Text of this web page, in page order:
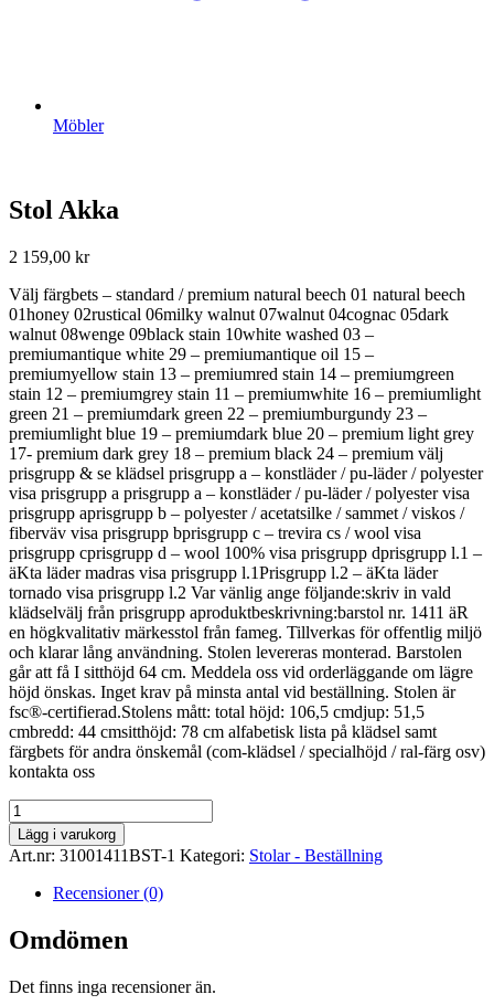
Möbler
Stol Akka
2 159,00 kr
Välj färgbets – standard / premium natural beech 01 natural beech
01honey 02rustical 06milky walnut 07walnut 04cognac 05dark
walnut 08wenge 09black stain 10white washed 03 –
premiumantique white 29 – premiumantique oil 15 –
premiumyellow stain 13 – premiumred stain 14 – premiumgreen
stain 12 – premiumgrey stain 11 – premiumwhite 16 – premiumlight
green 21 – premiumdark green 22 – premiumburgundy 23 –
premiumlight blue 19 – premiumdark blue 20 – premium light grey
17- premium dark grey 18 – premium black 24 – premium välj
prisgrupp & se klädsel prisgrupp a – konstläder / pu-läder / polyester
visa prisgrupp a prisgrupp a – konstläder / pu-läder / polyester visa
prisgrupp aprisgrupp b – polyester / acetatsilke / sammet / viskos /
fiberväv visa prisgrupp bprisgrupp c – trevira cs / wool visa
prisgrupp cprisgrupp d – wool 100% visa prisgrupp dprisgrupp l.1 –
äKta läder madras visa prisgrupp l.1Prisgrupp l.2 – äKta läder
tornado visa prisgrupp l.2 Var vänlig ange följande:skriv in vald
klädselvälj från prisgrupp aproduktbeskrivning:barstol nr. 1411 äR
en högkvalitativ märkesstol från fameg. Tillverkas för offentlig miljö
och klarar lång användning. Stolen levereras monterad. Barstolen
går att få I sitthöjd 64 cm. Meddela oss vid orderläggande om lägre
höjd önskas. Inget krav på minsta antal vid beställning. Stolen är
fsc®-certifierad.Stolens mått: total höjd: 106,5 cmdjup: 51,5
cmbredd: 44 cmsitthöjd: 78 cm alfabetisk lista på klädsel samt
färgbets för andra önskemål (com-klädsel / specialhöjd / ral-färg osv)
kontakta oss
Stol
Akka
mängd
Lägg i varukorg
Art.nr: 31001411BST-1 Kategori: Stolar - Beställning
Recensioner (0)
Omdömen
Det finns inga recensioner än.